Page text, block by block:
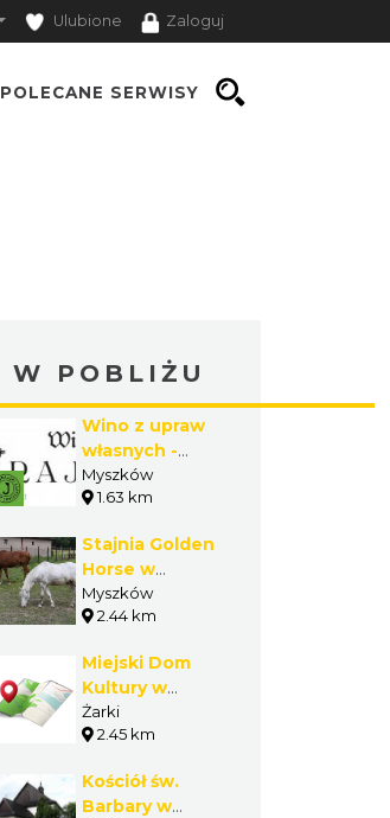
Ulubione Zaloguj
POLECANE SERWISY
W POBLIŻU
Wino z upraw
własnych -
Winnica Rajska
Myszków
1.63 km
Stajnia Golden
Horse w
Myszkowie
Myszków
2.44 km
Miejski Dom
Kultury w
Żarkach
Żarki
2.45 km
Kościół św.
Barbary w